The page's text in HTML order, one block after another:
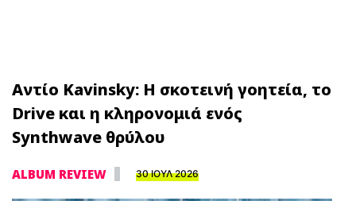
Αντίο Kavinsky: Η σκοτεινή γοητεία, το
Drive και η κληρονομιά ενός
Synthwave θρύλου
ALBUM REVIEW 30 ΙΟΥΛ 2026